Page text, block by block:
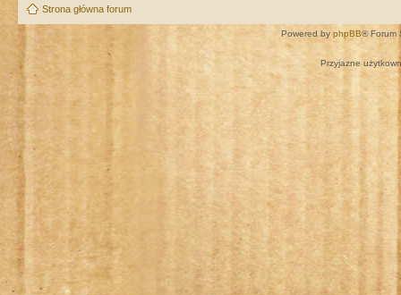
Strona główna forum
Powered by phpBB® Forum
Przyjazne